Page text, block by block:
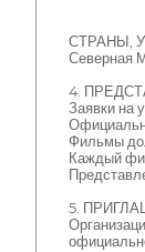
СТРАНЫ,
Северная
4.
Заявки на
Фильмы
Каждый
5.